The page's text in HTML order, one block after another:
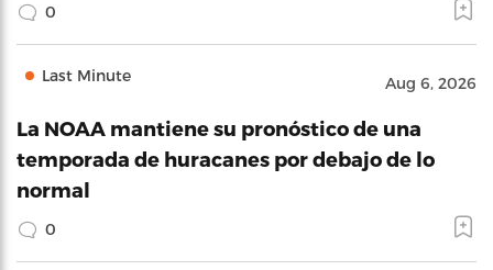
0
Last Minute Aug 6, 2026
La NOAA mantiene su pronóstico de una
temporada de huracanes por debajo de lo
normal
0